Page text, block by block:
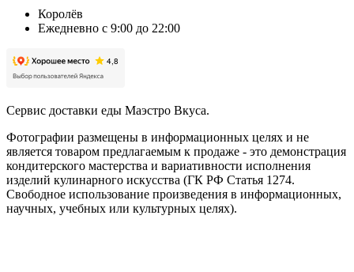
Королёв
Ежедневно с 9:00 до 22:00
Сервис доставки еды Маэстро Вкуса.
Фотографии размещены в информационных целях и не
является товаром предлагаемым к продаже - это демонстрация
кондитерского мастерства и вариативности исполнения
изделий кулинарного искусства (ГК РФ Статья 1274.
Свободное использование произведения в информационных,
научных, учебных или культурных целях).